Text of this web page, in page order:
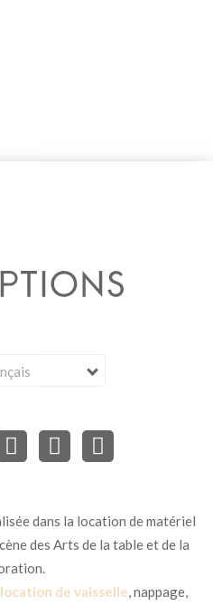
dans la location de matériel
des Arts de la table et de la
location de vaisselle, nappage,